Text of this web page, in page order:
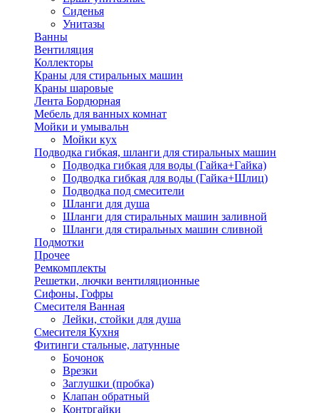
Сиденья
Унитазы
Ванны
Вентиляция
Коллекторы
Краны для стиральных машин
Краны шаровые
Лента Бордюрная
Мебель для ванных комнат
Мойки и умывальн
Мойки кух
Подводка гибкая, шланги для стиральных машин
Подводка гибкая для воды (Гайка+Гайка)
Подводка гибкая для воды (Гайка+Шлиц)
Подводка под смесители
Шланги для душа
Шланги для стиральных машин заливной
Шланги для стиральных машин сливной
Подмотки
Прочее
Ремкомплекты
Решетки, лючки вентиляционные
Сифоны, Гофры
Смесителя Ванная
Лейки, стойки для душа
Смесителя Кухня
Фитинги стальные, латунные
Бочонок
Врезки
Заглушки (пробка)
Клапан обратный
Контргайки